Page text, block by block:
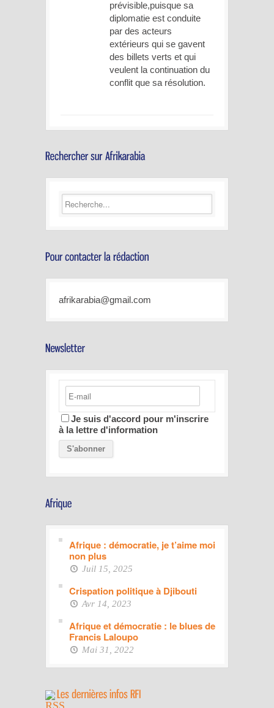
prévisible,puisque sa
diplomatie est conduite
par des acteurs
extérieurs qui se gavent
des billets verts et qui
veulent la continuation du
conflit que sa résolution.
afrikarabia@gmail.com
Je suis d'accord pour m'inscrire
à la lettre d'information
Afrique : démocratie, je t’aime moi
non plus
Juil 15, 2025
Crispation politique à Djibouti
Avr 14, 2023
Afrique et démocratie : le blues de
Francis Laloupo
Mai 31, 2022